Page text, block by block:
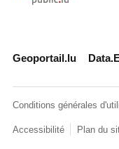
Geoportail.lu
Conditions générales
Accessibilité Plan du